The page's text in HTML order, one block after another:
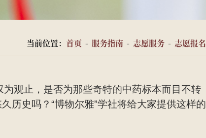
当前位置： 首页 - 服务指南 - 志愿服务 - 志愿报名
观止，是否为那些奇特的中药标本而目不转
历史吗？“博物尔雅”学社将给大家提供这样的